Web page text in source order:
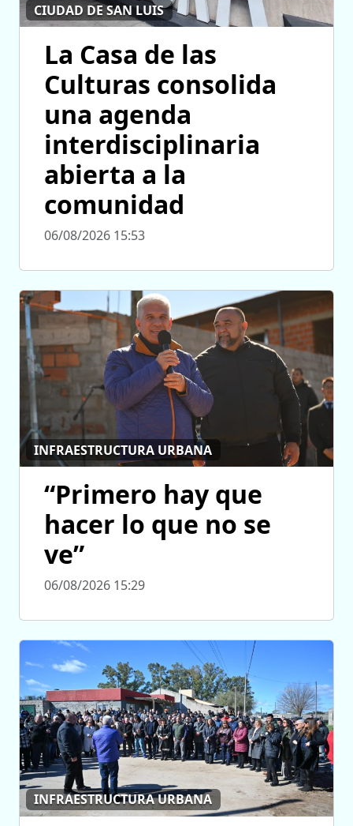
CIUDAD DE SAN LUIS
La Casa de las
Culturas consolida
una agenda
interdisciplinaria
abierta a la
comunidad
06/08/2026 15:53
INFRAESTRUCTURA URBANA
“Primero hay que
hacer lo que no se
ve”
06/08/2026 15:29
INFRAESTRUCTURA URBANA